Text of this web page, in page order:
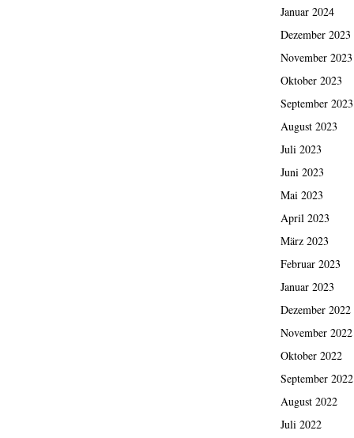
Januar 2024
Dezember 2023
November 2023
Oktober 2023
September 2023
August 2023
Juli 2023
Juni 2023
Mai 2023
April 2023
März 2023
Februar 2023
Januar 2023
Dezember 2022
November 2022
Oktober 2022
September 2022
August 2022
Juli 2022